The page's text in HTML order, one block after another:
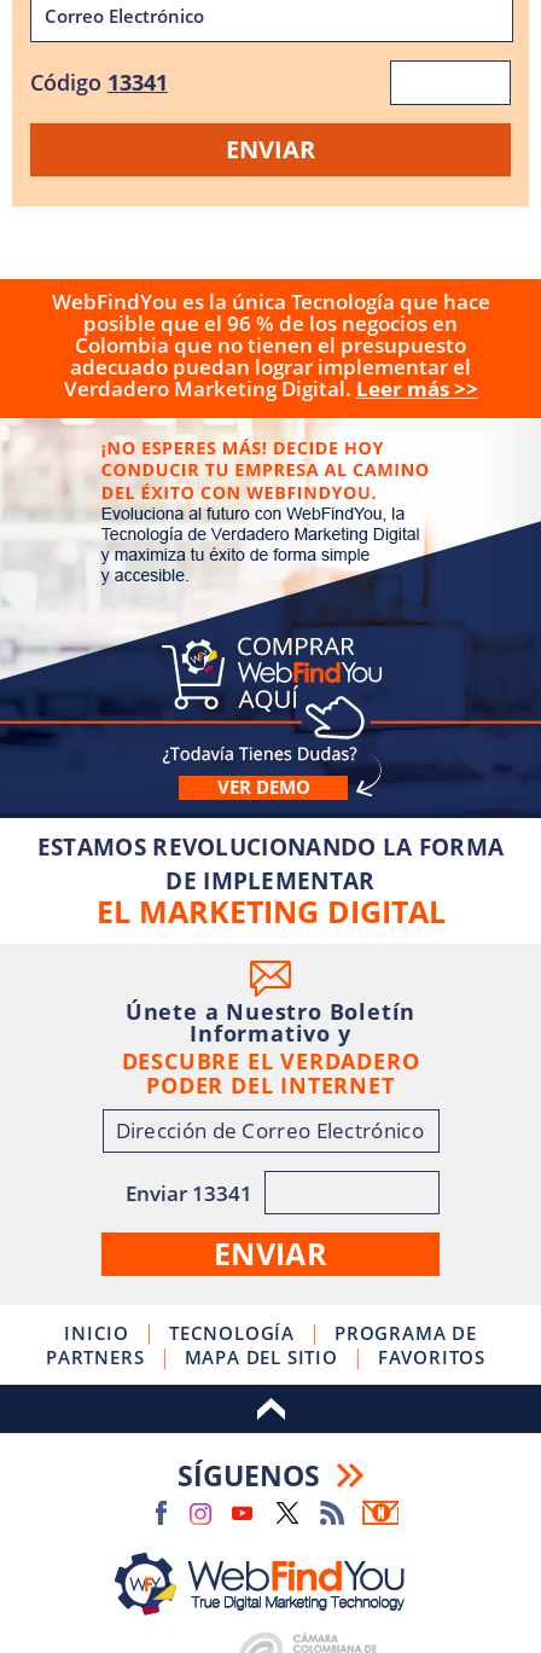
Código 13341
WebFindYou es la única Tecnología que hace
posible que el 96 % de los negocios en
Colombia que no tienen el presupuesto
adecuado puedan lograr implementar el
Verdadero Marketing Digital. Leer más >>
VER DEMO
ESTAMOS REVOLUCIONANDO LA FORMA
DE IMPLEMENTAR
EL MARKETING DIGITAL
Únete a Nuestro Boletín
Informativo y
DESCUBRE EL VERDADERO
PODER DEL INTERNET
Enviar 13341
INICIO | TECNOLOGÍA |
PROGRAMA DE
PARTNERS
| MAPA DEL SITIO | FAVORITOS
SÍGUENOS